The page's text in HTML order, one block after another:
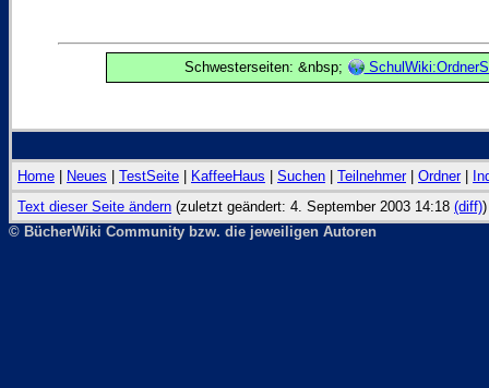
Schwesterseiten: &nbsp;
Home Neues TestSeite KaffeeHaus Suchen Teilnehmer| Ordner|
Text dieser Seite ändern (zuletzt geändert: 4. September 2003 14:18 (diff))
© BücherWiki Community bzw. die jeweiligen Autoren